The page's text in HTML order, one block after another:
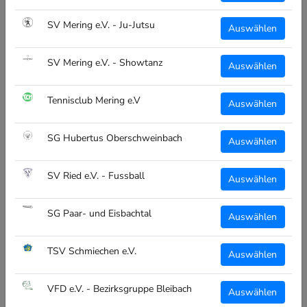
SV Mering e.V. - Ju-Jutsu Auswählen
SV Mering e.V. - Showtanz Auswählen
Tennisclub Mering e.V Auswählen
SG Hubertus Oberschweinbach Auswählen
SV Ried e.V. - Fussball Auswählen
SG Paar- und Eisbachtal Auswählen
TSV Schmiechen e.V. Auswählen
VFD e.V. - Bezirksgruppe Bleibach Auswählen
einer Hand, Made in Bayern!
Teamsportanbieter -> Interesse für einen Shop für deine
Vereine, meld dich einfach bei uns!
ALLGEMEIN
Über Uns
Kontakt
RECHTLICHES
Impressum
Widerruf